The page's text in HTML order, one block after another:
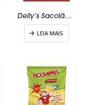
Delly’s Sacolão Presunto 100g
LEIA MAIS